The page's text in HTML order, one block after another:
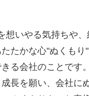
想いやる気持ちや
たかな心"ぬくもり
る会社のことです
長を願い、会社に